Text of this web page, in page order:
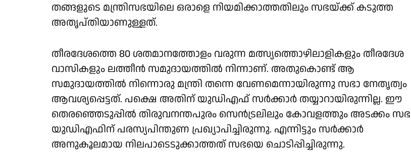
തങ്ങളുടെ മന്ത്രിസഭയിലെ ഒരാളെ നിയമിക്കാത്തതിലും സഭയ്ക്ക് കടുത്ത
അതൃപ്തിയാണുള്ളത്.
തീരദേശത്തെ 80 ശതമാനത്തോളം വരുന്ന മത്സ്യത്തൊഴിലാളികളും തീരദേശ
വാസികളും ലത്തീൻ സമുദായത്തിൽ നിന്നാണ്. അതുകൊണ്ട് ആ
സമുദായത്തിൽ നിന്നൊരു മന്ത്രി തന്നെ വേണമെന്നായിരുന്നു സഭാ നേതൃത്വം
ആവശ്യപ്പെട്ടത്. പക്ഷെ അതിന് യുഡിഎഫ് സർക്കാർ തയ്യാറായിരുന്നില്ല. ഈ
തെരഞ്ഞെടുപ്പിൽ തിരുവനന്തപുരം സെൻട്രലിലും കോവളത്തും അടക്കം സഭ
യുഡിഎഫിന് പരസ്യപിന്തുണ പ്രഖ്യാപിച്ചിരുന്നു. എന്നിട്ടും സർക്കാർ
അനുകൂലമായ നിലപാടെടുക്കാത്തത് സഭയെ ചൊടിപ്പിച്ചിരുന്നു.